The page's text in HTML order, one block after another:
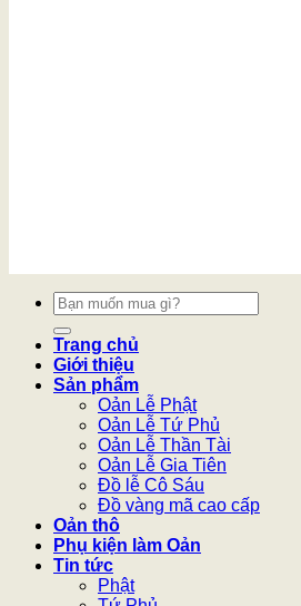
Tìm
kiếm:
Trang chủ
Giới thiệu
Sản phẩm
Oản Lễ Phật
Oản Lễ Tứ Phủ
Oản Lễ Thần Tài
Oản Lễ Gia Tiên
Đồ lễ Cô Sáu
Đồ vàng mã cao cấp
Oản thô
Phụ kiện làm Oản
Tin tức
Phật